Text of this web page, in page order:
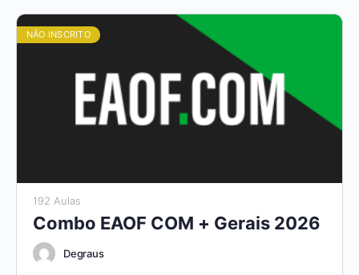
NÃO INSCRITO
192 Aulas
Combo EAOF COM + Gerais 2026
Degraus